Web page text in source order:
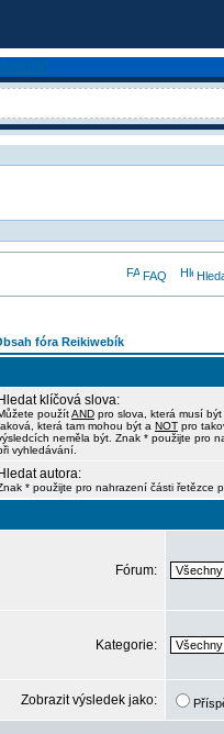
FAQ
fóra Reikiwebík
Hledat klíčová slova:
použítAND pro slova, která musí
která tam mohou být a NOT pro
neměla být. Znak * použijte pro
vyhledávání.
Hledat autora:
* použijte pro nahrazení části řetězce
Fórum:
Kategorie:
Zobrazit výsledek jako: